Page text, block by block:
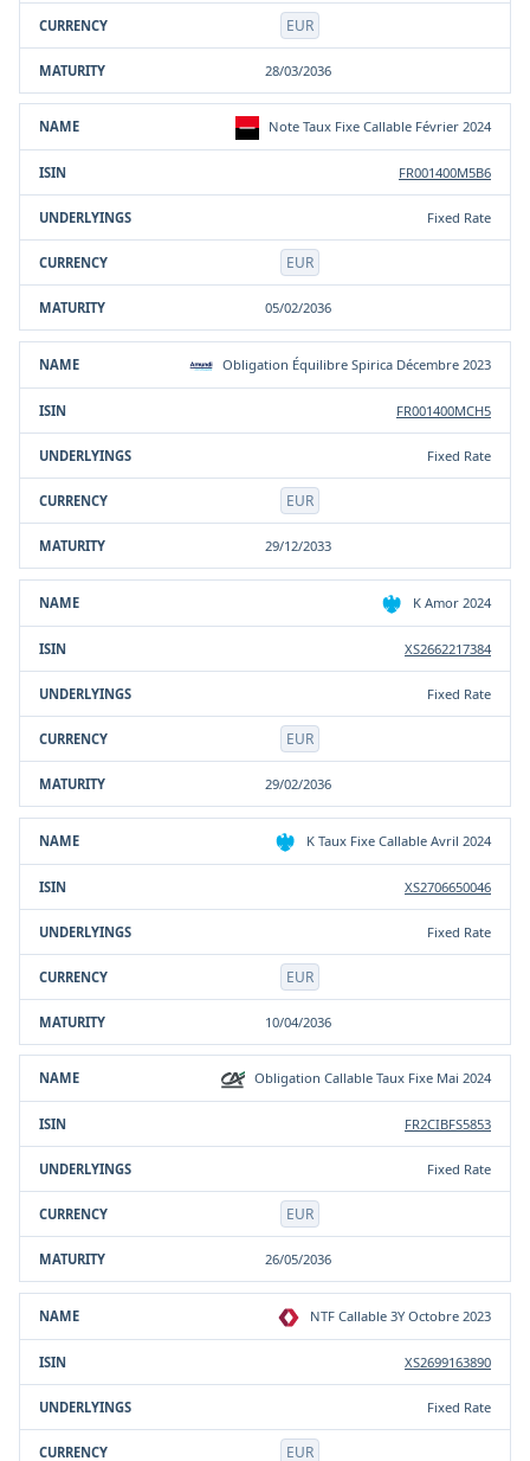
EUR
28/03/2036
Note Taux Fixe Callable Février 2024
FR001400M5B6
Fixed Rate
EUR
05/02/2036
Obligation Équilibre Spirica Décembre 2023
FR001400MCH5
Fixed Rate
EUR
29/12/2033
K Amor 2024
XS2662217384
Fixed Rate
EUR
29/02/2036
K Taux Fixe Callable Avril 2024
XS2706650046
Fixed Rate
EUR
10/04/2036
Obligation Callable Taux Fixe Mai 2024
FR2CIBFS5853
Fixed Rate
EUR
26/05/2036
NTF Callable 3Y Octobre 2023
XS2699163890
Fixed Rate
EUR